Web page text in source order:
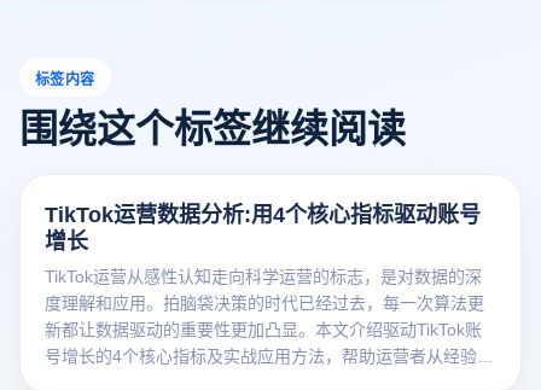
标签内容
围绕这个标签继续阅读
TikTok运营数据分析:用4个核心指标驱动账号
增长
TikTok运营从感性认知走向科学运营的标志，是对数据的深
度理解和应用。拍脑袋决策的时代已经过去，每一次算法更
新都让数据驱动的重要性更加凸显。本文介绍驱动TikTok账
号增长的4个核心指标及实战应用方法，帮助运营者从经验驱